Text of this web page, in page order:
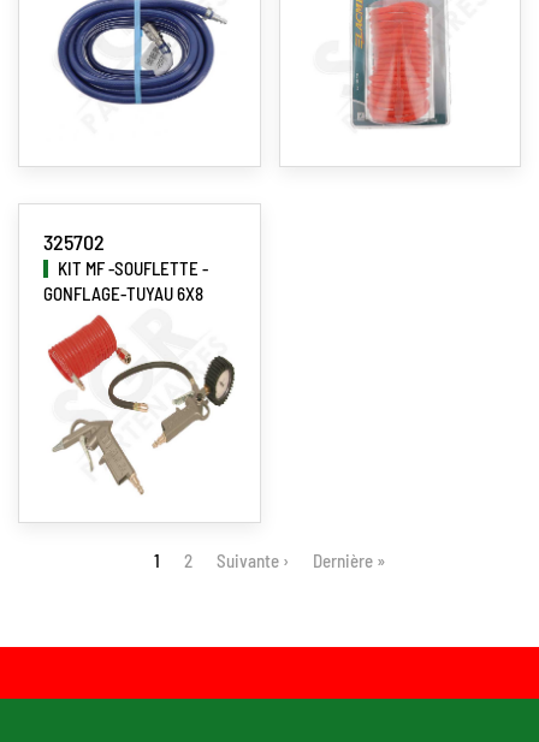
325702
KIT MF -SOUFLETTE -
GONFLAGE-TUYAU 6X8
1 Page
2 Suivante › Dernière »